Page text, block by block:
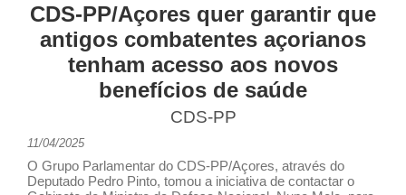
CDS-PP/Açores quer garantir que
antigos combatentes açorianos
tenham acesso aos novos
benefícios de saúde
CDS-PP
11/04/2025
O Grupo Parlamentar do CDS-PP/Açores, através do
Deputado Pedro Pinto, tomou a iniciativa de contactar o